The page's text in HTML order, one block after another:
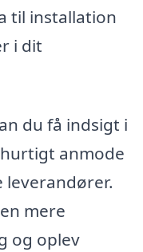
til installation
i dit
du få indsigt i
anmode
leverandører.
mere
og oplev